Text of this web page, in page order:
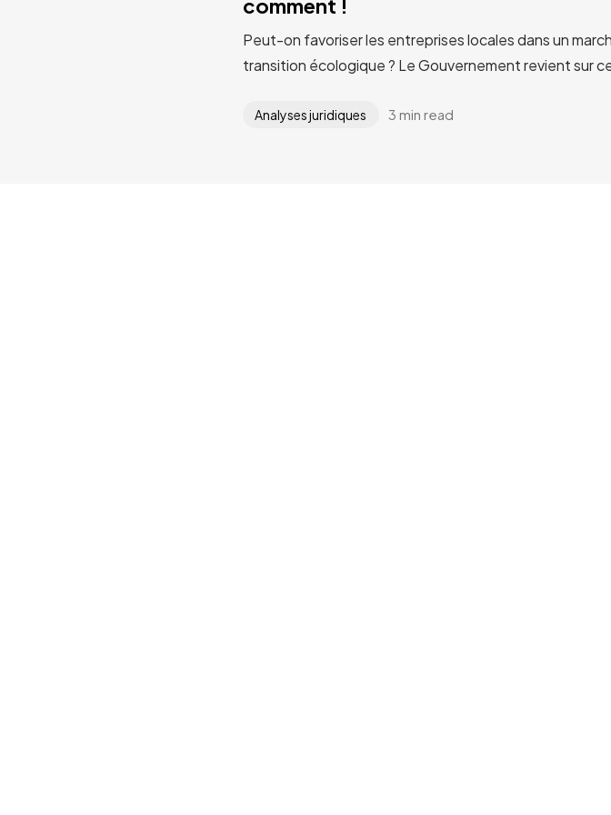
comment !
Peut-on favoriser les entreprises locales dans un
transition écologique ? Le Gouvernement revient sur
Analyses juridiques 3 min read